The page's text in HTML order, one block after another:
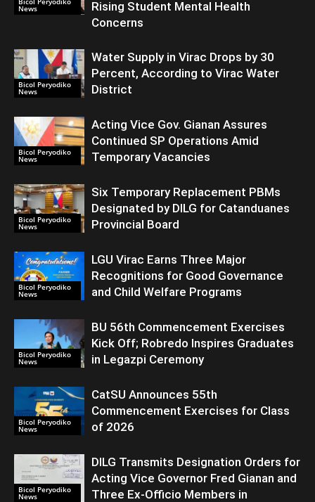
News
Rising Student Mental Health
Concerns
Bicol Peryodiko
News
Water Supply in Virac Drops by 30
Percent, According to Virac Water
District
Bicol Peryodiko
News
Acting Vice Gov. Gianan Assures
Continued SP Operations Amid
Temporary Vacancies
Bicol Peryodiko
News
Six Temporary Replacement PBMs
Designated by DILG for Catanduanes
Provincial Board
Bicol Peryodiko
News
LGU Virac Earns Three Major
Recognitions for Good Governance
and Child Welfare Programs
Bicol Peryodiko
News
BU 56th Commencement Exercises
Kick Off; Robredo Inspires Graduates
in Legazpi Ceremony
Bicol Peryodiko
News
CatSU Announces 55th
Commencement Exercises for Class
of 2026
Bicol Peryodiko
News
DILG Transmits Designation Orders for
Acting Vice Governor Fred Gianan and
Three Ex-Officio Members in